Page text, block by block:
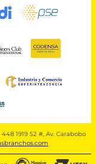
1919 52 #, Av. Carabobo